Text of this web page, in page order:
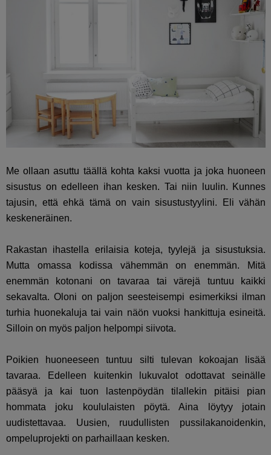
Me ollaan asuttu täällä kohta kaksi vuotta ja joka huoneen
sisustus on edelleen ihan kesken. Tai niin luulin. Kunnes
tajusin, että ehkä tämä on vain sisustustyylini. Eli vähän
keskeneräinen.
Rakastan ihastella erilaisia koteja, tyylejä ja sisustuksia.
Mutta omassa kodissa vähemmän on enemmän. Mitä
enemmän kotonani on tavaraa tai värejä tuntuu kaikki
sekavalta. Oloni on paljon seesteisempi esimerkiksi ilman
turhia huonekaluja tai vain näön vuoksi hankittuja esineitä.
Silloin on myös paljon helpompi siivota.
Poikien huoneeseen tuntuu silti tulevan kokoajan lisää
tavaraa. Edelleen kuitenkin lukuvalot odottavat seinälle
pääsyä ja kai tuon lastenpöydän tilallekin pitäisi pian
hommata joku koululaisten pöytä. Aina löytyy jotain
uudistettavaa. Uusien, ruudullisten pussilakanoidenkin,
ompeluprojekti on parhaillaan kesken.